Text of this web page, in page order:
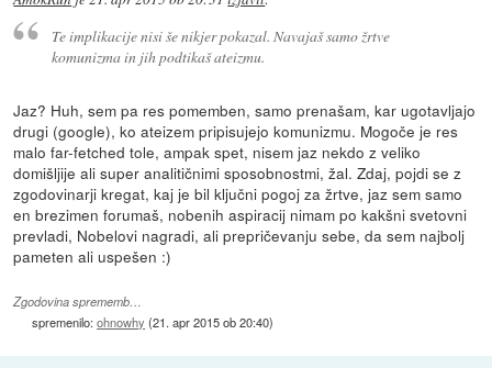
Te implikacije nisi še nikjer pokazal. Navajaš samo žrtve
komunizma in jih podtikaš ateizmu.
Jaz? Huh, sem pa res pomemben, samo prenašam, kar ugotavljajo
drugi (google), ko ateizem pripisujejo komunizmu. Mogoče je res
malo far-fetched tole, ampak spet, nisem jaz nekdo z veliko
domišljije ali super analitičnimi sposobnostmi, žal. Zdaj, pojdi se z
zgodovinarji kregat, kaj je bil ključni pogoj za žrtve, jaz sem samo
en brezimen forumaš, nobenih aspiracij nimam po kakšni svetovni
prevladi, Nobelovi nagradi, ali prepričevanju sebe, da sem najbolj
pameten ali uspešen :)
Zgodovina sprememb…
spremenilo:ohnowhy (21. apr 2015 ob 20:40)